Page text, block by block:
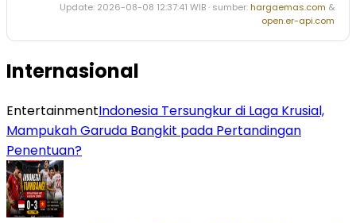
Update: 2026-08-08 12:37:41 WIB · sumber: hargaemas.com &
open.er-api.com
Internasional
EntertainmentIndonesia Tersungkur di Laga Krusial,
Mampukah Garuda Bangkit pada Pertandingan
Penentuan?